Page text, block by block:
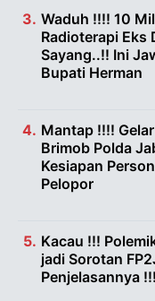
Waduh !!!! 10
Radioterapi Eks
Sayang..!! Ini
Bupati Herman
Mantap !!!!
Brimob Polda
Kesiapan
Pelopor
Kacau !!!
jadi Sorotan
Penjelasannya